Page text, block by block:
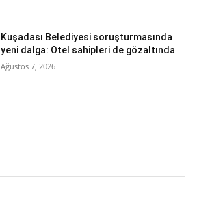
Kuşadası Belediyesi soruşturmasında
yeni dalga: Otel sahipleri de gözaltında
Ağustos 7, 2026